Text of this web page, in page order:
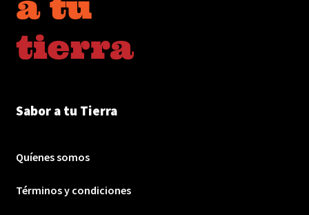
Sabor a tu Tierra
Quíenes somos
Términos y condiciones